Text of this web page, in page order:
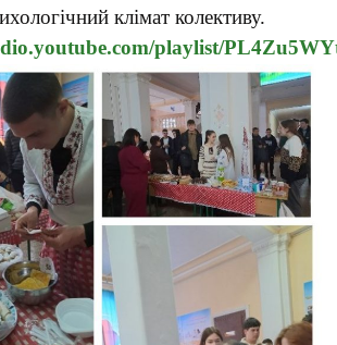
клімат колективу.
playlist/